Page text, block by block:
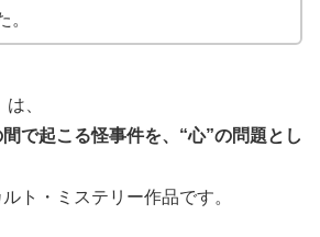
。
、
で起こる怪事件を、“心”の問題とし
ト・ミステリー作品です。